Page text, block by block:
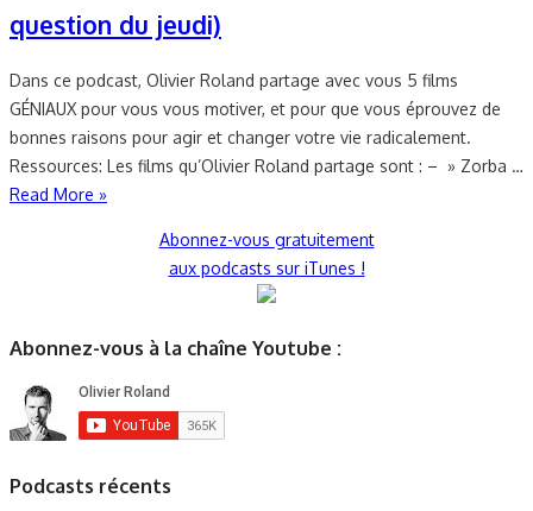
question du jeudi)
Dans ce podcast, Olivier Roland partage avec vous 5 films
GÉNIAUX pour vous vous motiver, et pour que vous éprouvez de
bonnes raisons pour agir et changer votre vie radicalement.
Ressources: Les films qu’Olivier Roland partage sont : – » Zorba …
Read More »
Abonnez-vous gratuitement
aux podcasts sur iTunes !
Abonnez-vous à la chaîne Youtube :
Podcasts récents